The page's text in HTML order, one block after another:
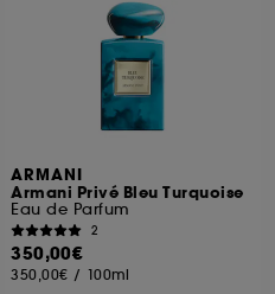
ARMANI
Armani Privé Bleu Turquoise
Eau de Parfum
2
350,00€
350,00€ / 100ml